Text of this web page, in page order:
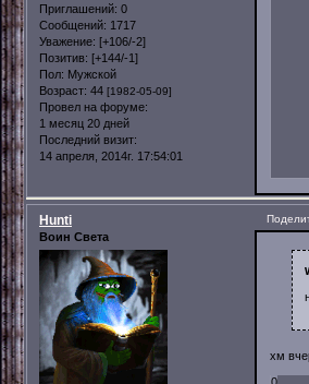
Приглашений: 0
Сообщений: 1717
Уважение: [+106/-2]
Позитив: [+144/-1]
Пол: Мужской
Возраст: 44 [1982-05-09]
Провел на форуме:
1 месяц 20 дней
Последний визит:
14 апреля, 2014г. 17:54:01
Hunti
Воин Света
хм